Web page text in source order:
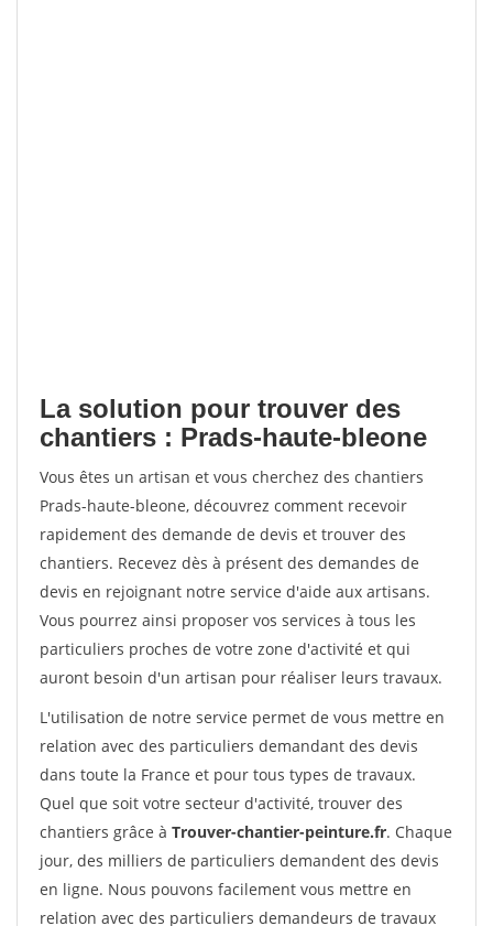
La solution pour trouver des
chantiers : Prads-haute-bleone
Vous êtes un artisan et vous cherchez des chantiers
Prads-haute-bleone, découvrez comment recevoir
rapidement des demande de devis et trouver des
chantiers. Recevez dès à présent des demandes de
devis en rejoignant notre service d'aide aux artisans.
Vous pourrez ainsi proposer vos services à tous les
particuliers proches de votre zone d'activité et qui
auront besoin d'un artisan pour réaliser leurs travaux.
L'utilisation de notre service permet de vous mettre en
relation avec des particuliers demandant des devis
dans toute la France et pour tous types de travaux.
Quel que soit votre secteur d'activité, trouver des
chantiers grâce à Trouver-chantier-peinture.fr. Chaque
jour, des milliers de particuliers demandent des devis
en ligne. Nous pouvons facilement vous mettre en
relation avec des particuliers demandeurs de travaux